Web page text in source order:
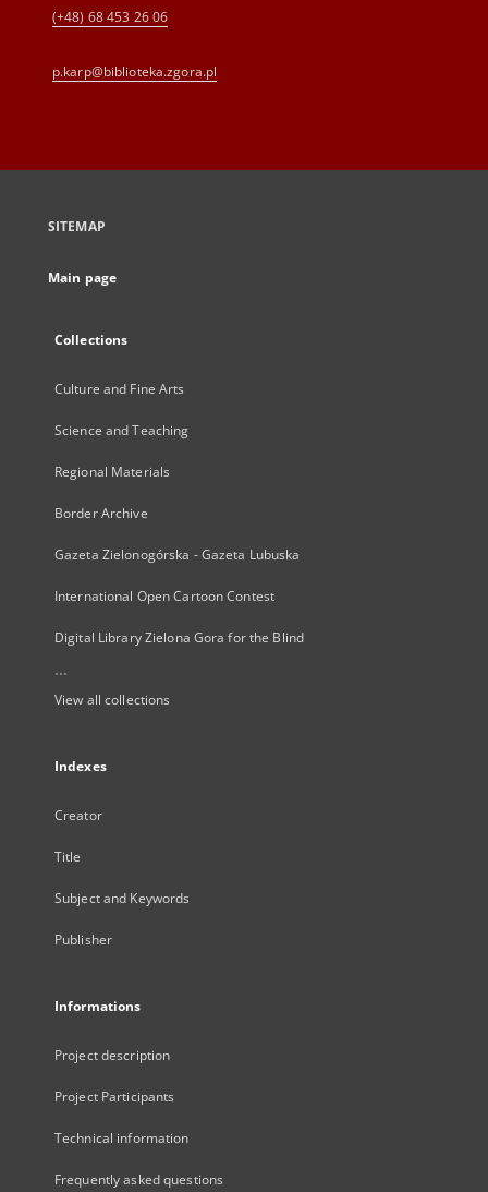
(+48) 68 453 26 06
p.karp@biblioteka.zgora.pl
SITEMAP
Main page
Collections
Culture and Fine Arts
Science and Teaching
Regional Materials
Border Archive
Gazeta Zielonogórska - Gazeta Lubuska
International Open Cartoon Contest
Digital Library Zielona Gora for the Blind
...
View all collections
Indexes
Creator
Title
Subject and Keywords
Publisher
Informations
Project description
Project Participants
Technical information
Frequently asked questions